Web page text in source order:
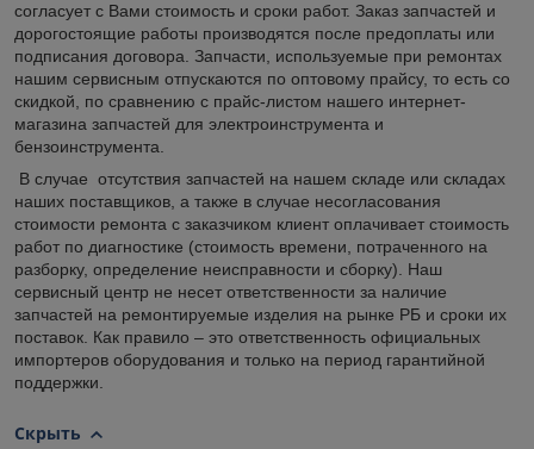
согласует с Вами стоимость и сроки работ. Заказ запчастей и
дорогостоящие работы производятся после предоплаты или
подписания договора. Запчасти, используемые при ремонтах
нашим сервисным отпускаются по оптовому прайсу, то есть со
скидкой, по сравнению с прайс-листом нашего интернет-
магазина запчастей для электроинструмента и
бензоинструмента.
В случае отсутствия запчастей на нашем складе или складах
наших поставщиков, а также в случае несогласования
стоимости ремонта с заказчиком клиент оплачивает стоимость
работ по диагностике (стоимость времени, потраченного на
разборку, определение неисправности и сборку). Наш
сервисный центр не несет ответственности за наличие
запчастей на ремонтируемые изделия на рынке РБ и сроки их
поставок. Как правило – это ответственность официальных
импортеров оборудования и только на период гарантийной
поддержки.
Скрыть